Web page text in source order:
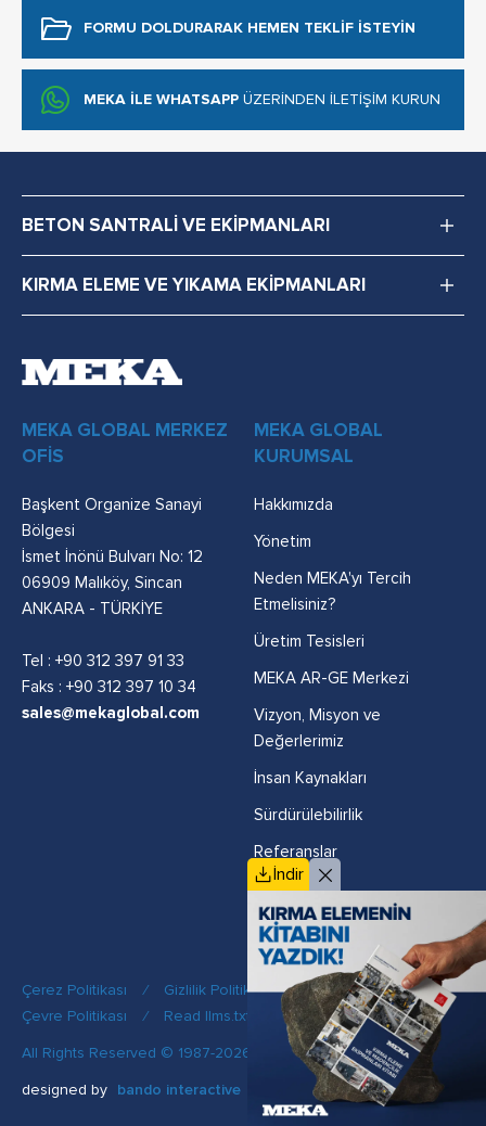
FORMU DOLDURARAK HEMEN TEKLİF İSTEYİN
MEKA İLE WHATSAPP ÜZERİNDEN İLETİŞİM KURUN
BETON SANTRALİ VE EKİPMANLARI
KIRMA ELEME VE YIKAMA EKİPMANLARI
MEKA GLOBAL MERKEZ
OFİS
Başkent Organize Sanayi
Bölgesi
İsmet İnönü Bulvarı No: 12
06909 Malıköy, Sincan
ANKARA - TÜRKİYE
Tel : +90 312 397 91 33
Faks : +90 312 397 10 34
sales@mekaglobal.com
MEKA GLOBAL
KURUMSAL
Hakkımızda
Yönetim
Neden MEKA'yı Tercih
Etmelisiniz?
Üretim Tesisleri
MEKA AR-GE Merkezi
Vizyon, Misyon ve
Değerlerimiz
İnsan Kaynakları
Sürdürülebilirlik
Referanslar
Politikalar
Çerez Politikası / Gizlilik Politikası / Kalite Politikası
/
Çevre Politikası
/
Read llms.txt
All Rights Reserved © 1987-2026 MEKA
designed by bando interactive
İndir